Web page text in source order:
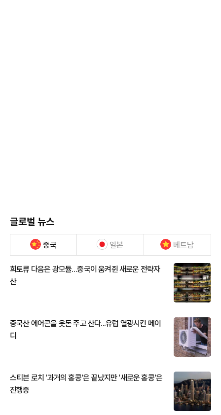
글로벌 뉴스
중국 일본 베트남
희토류 다음은 광모듈…중국이 움켜쥔 새로운 전략자
산
중국산 에어콘을 웃돈 주고 산다...유럽 열광시킨 메이
디
스티븐 로치 '과거의 홍콩'은 끝났지만 '새로운 홍콩'은
진행중